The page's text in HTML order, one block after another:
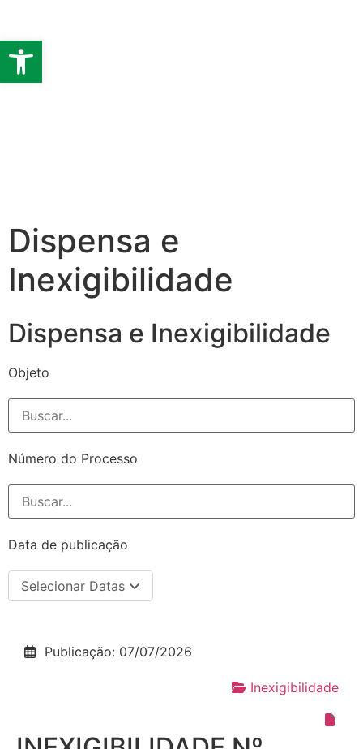
Barra de Ferramentas
Dispensa e
Inexigibilidade
Dispensa e Inexigibilidade
Objeto
Número do Processo
Data de publicação
Selecionar Datas
Publicação: 07/07/2026
Inexigibilidade